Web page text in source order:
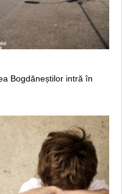
Bogdăneștilor intră în